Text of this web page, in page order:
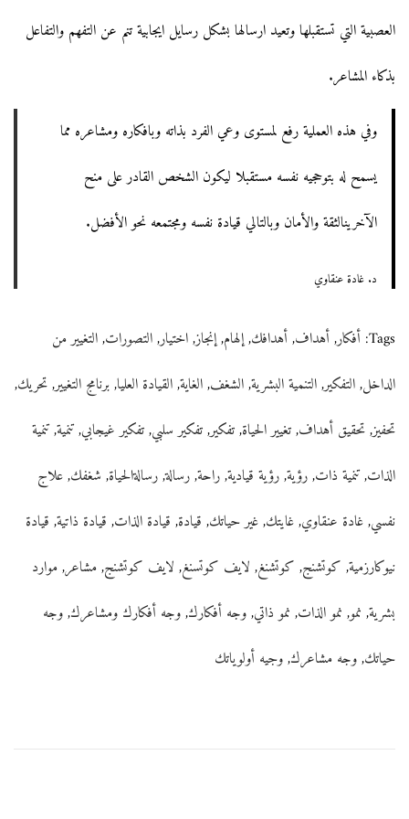
العصبية التي تستقبلها وتعيد ارسالها بشكل رسايل ايجابية تنم عن التفهم والتفاعل
بذكاء المشاعر.
وفي هذه العملية رفع لمستوى وعي الفرد بذاته وبافكاره ومشاعره مما
يسمح له بتوحجيه نفسه مستقبلا ليكون الشخص القادر على منح
الآخرينالثقة والأمان وبالتالي قيادة نفسه ومجتمعه نحو الأفضل.
د. غادة عنقاوي
Tags
: أفكار,أهداف,أهدافك,إلهام,إنجاز,اختيار,التصورات,التغيير من
الداخل,التفكير,التنمية البشرية,الشغف,الغاية,القيادة العليا,برنامج التغيير,تحريك,
تحفيز,تحقيق أهداف,تغيير الحياة,تفكير,تفكير سلبي,تفكير غيجابي,تنمية,تنمية
الذات,تنمية ذات,رؤية,رؤية قيادية,راحة,رسالة,رسالةالحياة, شغفك,علاج
نفسي,غادة عنقاوي,غايتك,غير حياتك, قيادة, قيادة الذات, قيادة ذاتية, قيادة
نيوكارزمية, كوتشنج, كوتشنغ, لايف كوتسنغ, لايف كوتشنج,مشاعر,موارد
بشرية, نمو, نمو الذات, نمو ذاتي,وجه أفكارك,وجه أفكارك ومشاعرك,وجه
حياتك,وجه مشاعرك,وجيه أولوياتك